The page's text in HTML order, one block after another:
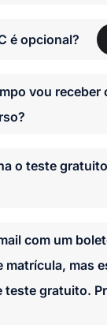
é opcional?
vou receber
o teste
com um
matrícula, mas
teste gratuito.